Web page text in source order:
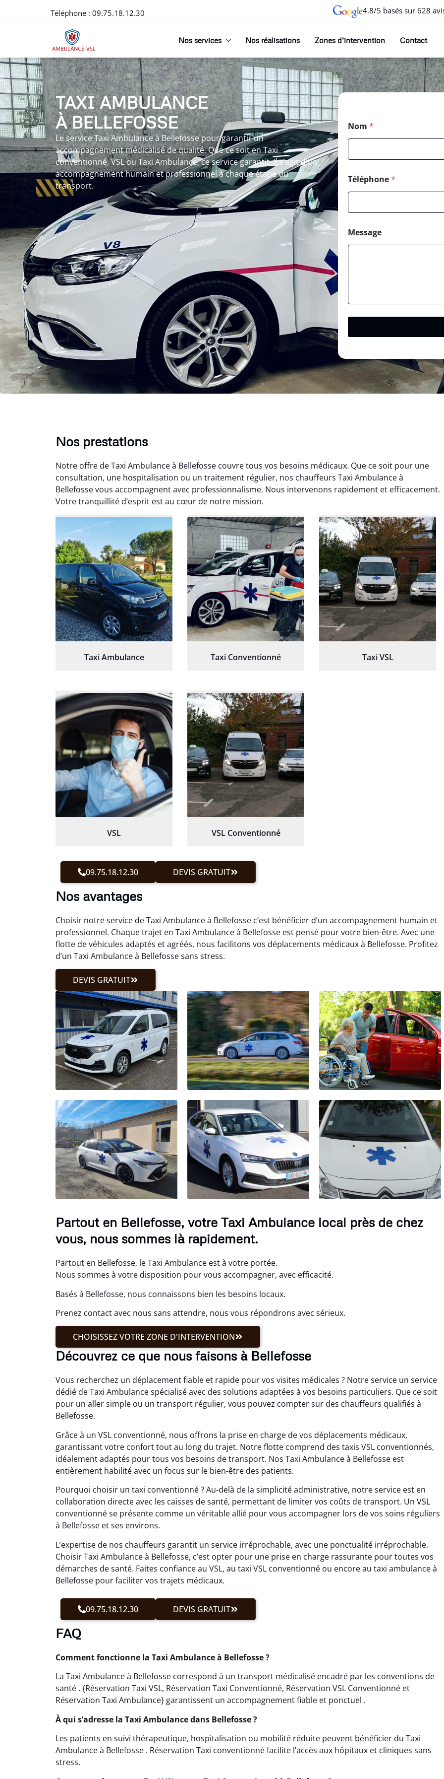
Téléphone : 09.75.18.12.30 4.8/5 basés sur 628
Nos services Nos réalisations Zones d’intervention Contact
TAXI AMBULANCE
À BELLEFOSSE
Le service Taxi Ambulance à Bellefosse pour garantir un
accompagnement médicalisé de qualité. Que ce soit en Taxi
conventionné, VSL ou Taxi Ambulance, ce service garantit. Il s’agit d’un
accompagnement humain et professionnel à chaque étape du
transport.
Nom *
Téléphone*
Message
Nos prestations
Notre offre de Taxi Ambulance à Bellefosse couvre tous vos besoins médicaux. Que ce soit pour une
consultation, une hospitalisation ou un traitement régulier, nos chauffeurs Taxi Ambulance à
Bellefosse vous accompagnent avec professionnalisme. Nous intervenons rapidement et efficacement.
Votre tranquillité d’esprit est au cœur de notre mission.
Taxi Ambulance Taxi Conventionné Taxi VSL
VSL VSL Conventionné
09.75.18.12.30 DEVIS GRATUIT
Nos avantages
Choisir notre service de Taxi Ambulance à Bellefosse c’est bénéficier d’un accompagnement humain et
professionnel. Chaque trajet en Taxi Ambulance à Bellefosse est pensé pour votre bien-être. Avec une
flotte de véhicules adaptés et agréés, nous facilitons vos déplacements médicaux à Bellefosse. Profitez
d’un Taxi Ambulance à Bellefosse sans stress.
DEVIS GRATUIT
Partout en Bellefosse, votre Taxi Ambulance local près de chez
vous, nous sommes là rapidement.
Partout en Bellefosse, le Taxi Ambulance est à votre portée.
Nous sommes à votre disposition pour vous accompagner, avec efficacité.
Basés à Bellefosse, nous connaissons bien les besoins locaux.
Prenez contact avec nous sans attendre, nous vous répondrons avec sérieux.
CHOISISSEZ VOTRE ZONE D'INTERVENTION
Découvrez ce que nous faisons à Bellefosse
Vous recherchez un déplacement fiable et rapide pour vos visites médicales ? Notre service un service
dédié de Taxi Ambulance spécialisé avec des solutions adaptées à vos besoins particuliers. Que ce soit
pour un aller simple ou un transport régulier, vous pouvez compter sur des chauffeurs qualifiés à
Bellefosse.
Grâce à un VSL conventionné, nous offrons la prise en charge de vos déplacements médicaux,
garantissant votre confort tout au long du trajet. Notre flotte comprend des taxis VSL conventionnés,
idéalement adaptés pour tous vos besoins de transport. Nos Taxi Ambulance à Bellefosse est
entièrement habilité avec un focus sur le bien-être des patients.
Pourquoi choisir un taxi conventionné ? Au-delà de la simplicité administrative, notre service est en
collaboration directe avec les caisses de santé, permettant de limiter vos coûts de transport. Un VSL
conventionné se présente comme un véritable allié pour vous accompagner lors de vos soins réguliers
à Bellefosse et ses environs.
L’expertise de nos chauffeurs garantit un service irréprochable, avec une ponctualité irréprochable.
Choisir Taxi Ambulance à Bellefosse, c’est opter pour une prise en charge rassurante pour toutes vos
démarches de santé. Faites confiance au VSL, au taxi VSL conventionné ou encore au taxi ambulance à
Bellefosse pour faciliter vos trajets médicaux.
09.75.18.12.30 DEVIS GRATUIT
FAQ
Comment fonctionne la Taxi Ambulance à Bellefosse ?
La Taxi Ambulance à Bellefosse correspond à un transport médicalisé encadré par les conventions de
santé . {Réservation Taxi VSL, Réservation Taxi Conventionné, Réservation VSL Conventionné et
Réservation Taxi Ambulance} garantissent un accompagnement fiable et ponctuel .
À qui s’adresse la Taxi Ambulance dans Bellefosse ?
Les patients en suivi thérapeutique, hospitalisation ou mobilité réduite peuvent bénéficier du Taxi
Ambulance à Bellefosse . Réservation Taxi conventionné facilite l’accès aux hôpitaux et cliniques sans
stress.
Arnaud Deschamps
30 janvier 2025
Très satisfait du transport,
tout s’est bien déroulé.
Chauffeur à l’écoute et
patient.
Jérémy Ferrand
8 septembre 2024
Transport ponctuel et
personnel très attentionné.
Très satisfait du service.